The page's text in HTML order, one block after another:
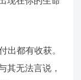
出都有收获。
其无法言说，